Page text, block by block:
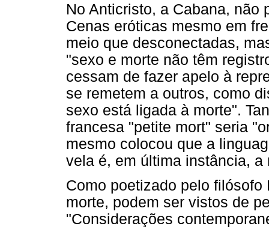
No Anticristo, a Cabana, não
Cenas eróticas mesmo em
meio que desconectadas,
"sexo e morte não têm
cessam de fazer apelo à
se remetem a outros, como
sexo está ligada à morte".
francesa "petite mort" seria
mesmo colocou que a
vela é, em última instância,
Como poetizado pelo
morte, podem ser vistos de
"Considerações